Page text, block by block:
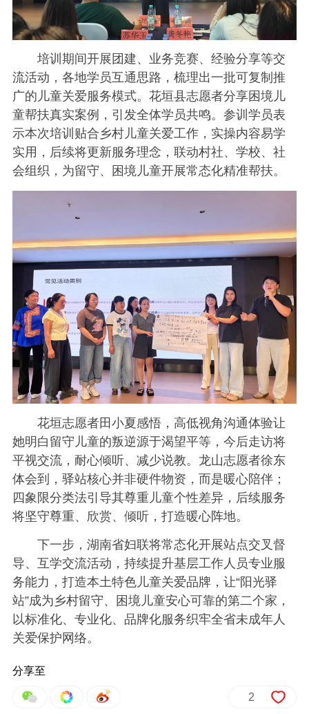
培训期间开展团建、业务竞赛、经验分享等交
流活动，各地学员互通思路，梳理出一批可复制推
广的儿童关爱服务模式。花垣县志愿者分享困境儿
童帮扶真实案例，引发全体学员共鸣。参训学员表
示本次培训贴合乡村儿童关爱工作，实操内容易学
实用，后续将更新服务理念，联动村社、学校、社
会组织，为留守、困境儿童开展常态化精准帮扶。
花垣志愿者田小夏感悟，高低视角沟通体验让
她明白留守儿童的叛逆源于渴望平等，今后走访将
平视交流，耐心倾听、减少说教。龙山志愿者徐东
体会到，驿站核心并非硬件物资，而是暖心陪伴；
四象限分类法引导其尊重儿童个性差异，后续服务
将坚守尊重、欣赏、倾听，打造暖心阵地。
下一步，湖南省妇联将常态化开展站点交叉督
导、互学交流活动，持续提升基层工作人员专业服
务能力，打造本土特色儿童关爱品牌，让“阳光驿
站”成为乡村留守、困境儿童安心可靠的第二个家，
以标准化、专业化、品牌化服务织牢全省未成年人
关爱保护网络。
分享至
2